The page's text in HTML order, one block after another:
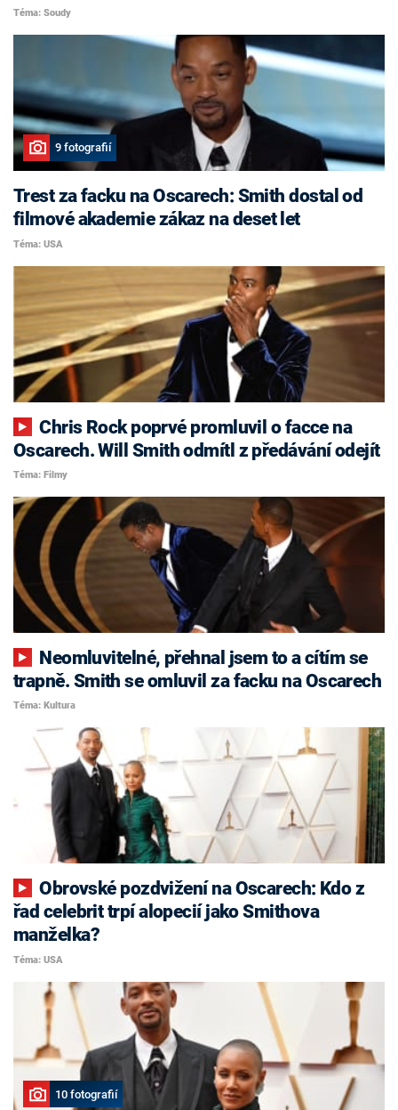
Téma: Soudy
9 fotografií
Trest za facku na Oscarech: Smith dostal od
filmové akademie zákaz na deset let
Téma: USA
Chris Rock poprvé promluvil o facce na
Oscarech. Will Smith odmítl z předávání odejít
Téma: Filmy
trapně. Smith se omluvil za facku na Oscarech
Téma: Kultura
Obrovské pozdvižení na Oscarech: Kdo z
řad celebrit trpí alopecií jako Smithova
manželka?
Téma: USA
10 fotografií